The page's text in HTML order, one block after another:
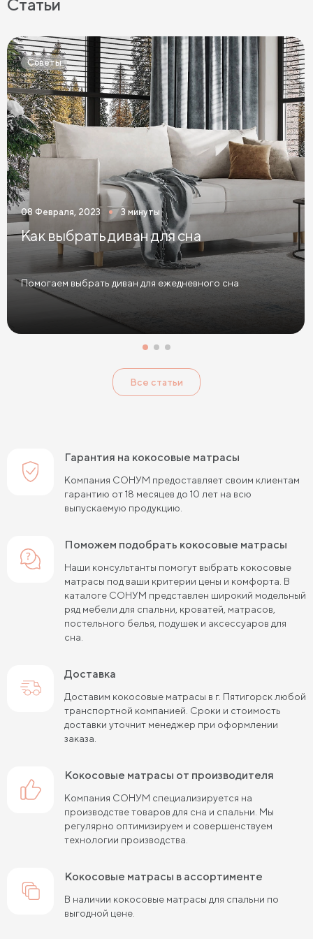
Тонкие матрасы Матрасы с независимыми пружинами
Матрасы из латекса Кокосовые матрасы
Матрасы из латекса и кокоса
Матрасы с эффектом памяти Высокие матрасы
Матрасы с 5 зонами жесткости
Матрасы с 7 зонами жесткости
Односпальные матрасы Двуспальные матрасы
Матрасы для кроватей
Матрасы для кроватей трансформеров
Тонкие мягкие матрасы Тонкие жесткие матрасы
Односпальные пружинные матрасы
Пружинные матрасы 120 см
Пружинные матрасы 140 см
Пружинные матрасы 180 см
Пружинные матрасы 80х190 см
Пружинные матрасы 90х200 см
Пружинные матрасы 120х200 см
Матрасы средней жесткости 160х200
Пружинные матрасы 160х200 см
Пружинные матрасы 200х200 см
Матрасы средней жесткости 200 на 200
Пружинные матрасы средней жесткости
Жесткие матрасы шириной 160 см
Матрасы средней жесткости 140х200
Советы
08 Февраля, 2023 3 минуты
Как выбрать диван для сна
Помогаем выбрать диван для ежедневного сна
Все статьи
Гарантия на кокосовые матрасы
Компания СОНУМ предоставляет своим клиентам
гарантию от 18 месяцев до 10 лет на всю
выпускаемую продукцию.
Поможем подобрать кокосовые матрасы
Наши консультанты помогут выбрать кокосовые
матрасы под ваши критерии цены и комфорта. В
каталоге СОНУМ представлен широкий модельный
ряд мебели для спальни, кроватей, матрасов,
постельного белья, подушек и аксессуаров для
сна.
Доставка
Доставим кокосовые матрасы в г. Пятигорск любой
транспортной компанией. Сроки и стоимость
доставки уточнит менеджер при оформлении
заказа.
кокосовые матрасы от производителя
Компания СОНУМ специализируется на
производстве товаров для сна и спальни. Мы
регулярно оптимизируем и совершенствуем
технологии производства.
кокосовые матрасы в ассортименте
В наличии кокосовые матрасы для спальни по
выгодной цене.